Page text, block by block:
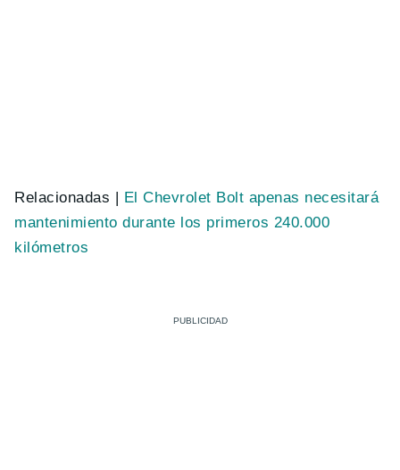
Relacionadas |
El Chevrolet Bolt apenas necesitará
mantenimiento durante los primeros 240.000
kilómetros